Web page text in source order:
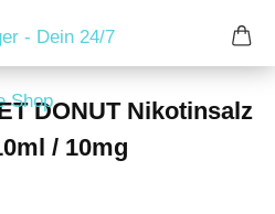
DONUT Nikotinsalz
/ 10mg